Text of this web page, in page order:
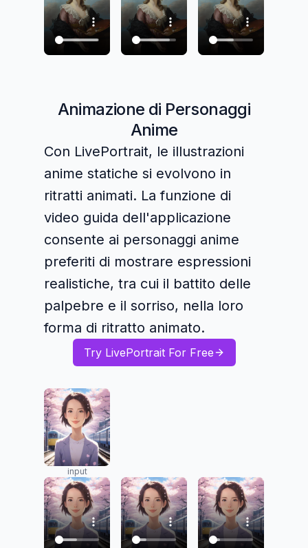
Animazione di Personaggi
Anime
Con LivePortrait, le illustrazioni
anime statiche si evolvono in
ritratti animati. La funzione di
video guida dell'applicazione
consente ai personaggi anime
preferiti di mostrare espressioni
realistiche, tra cui il battito delle
palpebre e il sorriso, nella loro
forma di ritratto animato.
Try LivePortrait For Free
input